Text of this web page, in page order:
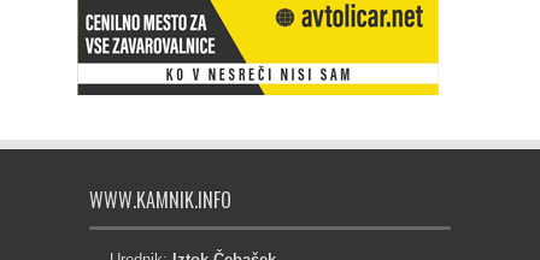
WWW.KAMNIK.INFO